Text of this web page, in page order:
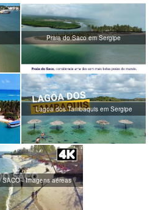
Praia do Saco em Sergipe
Lagoa dos Tambaquis em Sergipe
SACO - Imagens aéreas